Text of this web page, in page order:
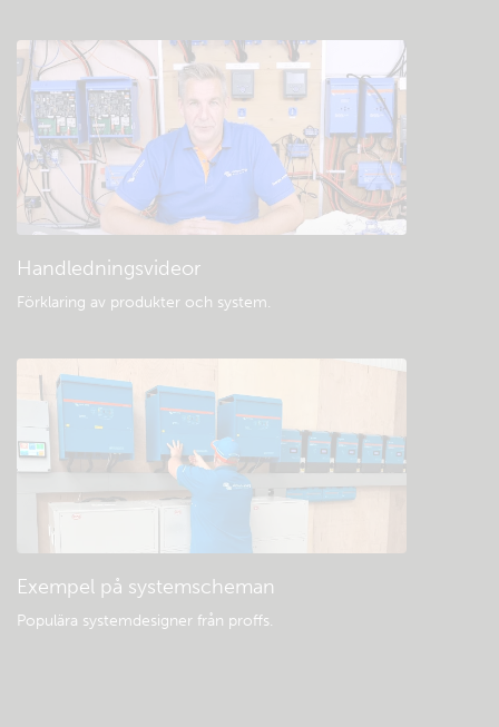
Handledningsvideor
Förklaring av produkter och system.
Exempel på systemscheman
Populära systemdesigner från proffs.